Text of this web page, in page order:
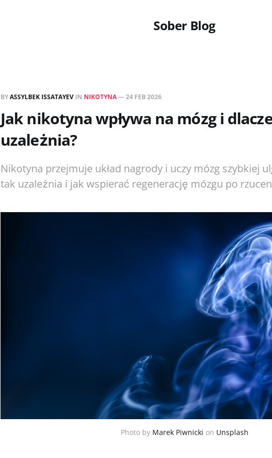
Sober Blog
BYASSYLBEK ISSATAYEV IN NIKOTYNA—24 FEB 2026
Jak nikotyna wpływa na mózg i
uzależnia?
Nikotyna przejmuje układ nagrody i uczy mózg szybkiej
tak uzależnia i jak wspierać regenerację mózgu po
Photo by Marek Piwnicki on Unsplash